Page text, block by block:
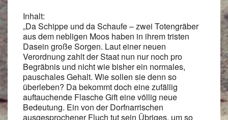
Inhalt:
„Da Schippe und da Schaufe – zwei Totengräber
aus dem nebligen Moos haben in ihrem tristen
Dasein große Sorgen. Laut einer neuen
Verordnung zahlt der Staat nun nur noch pro
Begräbnis und nicht wie bisher ein normales,
pauschales Gehalt. Wie sollen sie denn so
überleben? Da bekommt doch eine zufällig
auftauchende Flasche Gift eine völlig neue
Bedeutung. Ein von der Dorfnarrischen
ausgesprochener Fluch tut sein Übriges, um so